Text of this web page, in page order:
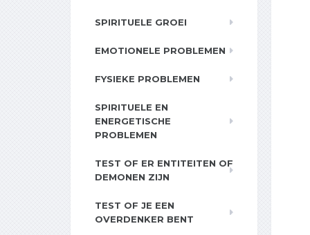
SPIRITUELE GROEI
EMOTIONELE PROBLEMEN
FYSIEKE PROBLEMEN
SPIRITUELE EN
ENERGETISCHE
PROBLEMEN
TEST OF ER ENTITEITEN OF
DEMONEN ZIJN
TEST OF JE EEN
OVERDENKER BENT